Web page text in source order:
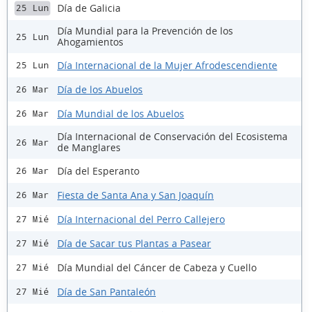
25 Lun Día de Galicia
25 Lun
Día Mundial para la Prevención de los
Ahogamientos
25 Lun Día Internacional de la Mujer Afrodescendiente
26 Mar Día de los Abuelos
26 Mar Día Mundial de los Abuelos
26 Mar
Día Internacional de Conservación del Ecosistema
de Manglares
26 Mar Día del Esperanto
26 Mar Fiesta de Santa Ana y San Joaquín
27 Mié Día Internacional del Perro Callejero
27 Mié Día de Sacar tus Plantas a Pasear
27 Mié Día Mundial del Cáncer de Cabeza y Cuello
27 Mié Día de San Pantaleón